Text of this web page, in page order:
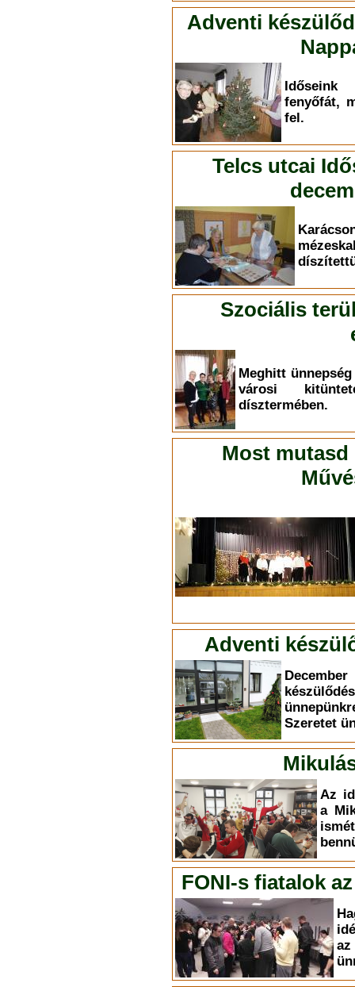
Adventi
fenyőfát,
fel.
Telcs utcai
Szociális
Meghitt
városi
dísztermében.
Most mutasd
Adventi
Szeretet
Az
a
FONI-s fiatalok